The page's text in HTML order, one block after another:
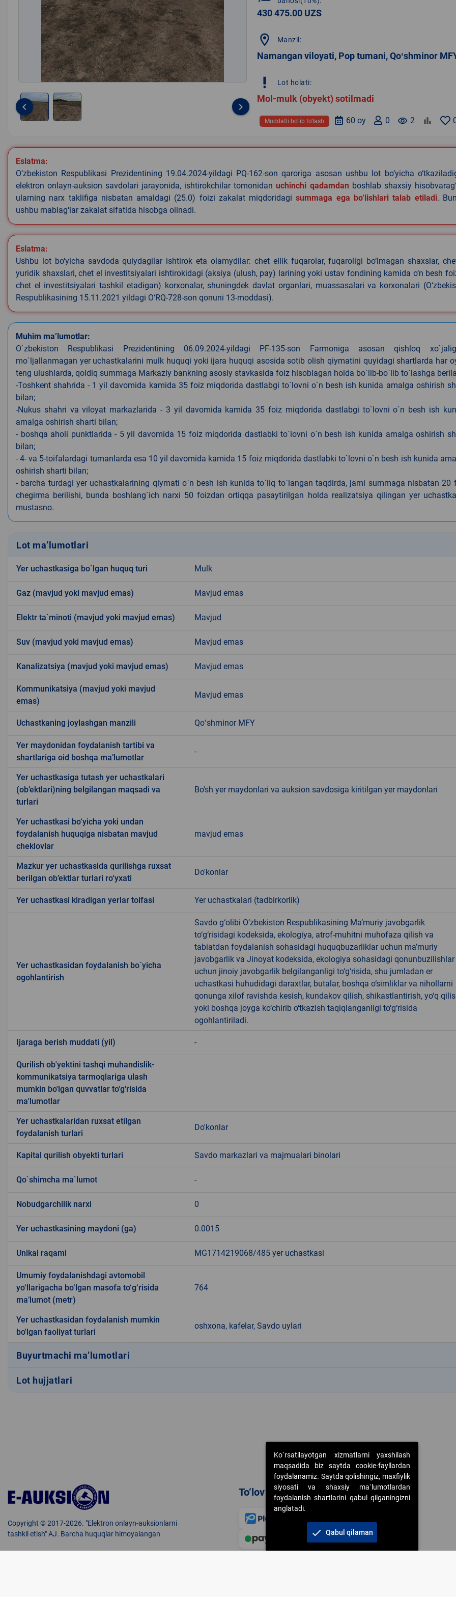
of
2
keyboard_arrow_left keyboard_arrow_right
430 475.00 UZS
location_on Manzil:
Namangan viloyati, Pop tumani, Qoʻshminor
priority_high Lot holati:
Mol-mulk (obyekt) sotilmadi
remove_red_eye 2
0
60 oy
Muddatli bo‘lib to‘lash
Eslatma:
O‘zbekiston Respublikasi Prezidentining 19.04.2024-yildagi PQ-162-son qaroriga asosan ushbu lot bo‘yicha
elektron onlayn-auksion savdolari jarayonida, ishtirokchilar tomonidanuchinchi qadamdan boshlab shaxsiy
ularning narx taklifiga nisbatan amaldagi (25.0) foizi zakalat miqdoridagisummaga ega bo‘lishlari talab etiladi.
ushbu mablag‘lar zakalat sifatida hisobga olinadi.
Eslatma:
Ushbu lot bo‘yicha savdoda quiydagilar ishtirok eta olamydilar: chet ellik fuqarolar, fuqaroligi bo‘lmagan shaxslar,
yuridik shaxslari, chet el investitsiyalari ishtirokidagi (aksiya (ulush, pay) larining yoki ustav fondining kamida o‘n besh
chet el investitsiyalari tashkil etadigan) korxonalar, shuningdek davlat organlari, muassasalari va korxonalari
Respublikasining 15.11.2021 yildagi O‘RQ-728-son qonuni 13-moddasi).
Muhim ma’lumotlar:
O`zbekiston Respublikasi Prezidentining 06.09.2024-yildagi PF-135-son Farmoniga asosan qishloq
mo`ljallanmagan yer uchastkalarini mulk huquqi yoki ijara huquqi asosida sotib olish qiymatini quyidagi shartlarda har
teng ulushlarda, qoldiq summaga Markaziy bankning asosiy stavkasida foiz hisoblagan holda bo`lib-bo`lib to`lashga
-Toshkent shahrida - 1 yil davomida kamida 35 foiz miqdorida dastlabgi to`lovni o`n besh ish kunida amalga oshirish
bilan;
-Nukus shahri va viloyat markazlarida - 3 yil davomida kamida 35 foiz miqdorida dastlabgi to`lovni o`n besh ish
amalga oshirish sharti bilan;
- boshqa aholi punktlarida - 5 yil davomida 15 foiz miqdorida dastlabki to`lovni o`n besh ish kunida amalga oshirish
bilan;
- 4- va 5-toifalardagi tumanlarda esa 10 yil davomida kamida 15 foiz miqdorida dastlabki to`lovni o`n besh ish kunida
oshirish sharti bilan;
- barcha turdagi yer uchastkalarining qiymati o`n besh ish kunida to`liq to`langan taqdirda, jami summaga nisbatan 20
chegirma berilishi, bunda boshlang`ich narxi 50 foizdan ortiqqa pasaytirilgan holda realizatsiya qilingan yer
mustasno.
Lot ma’lumotlari
Yer uchastkasiga bo`lgan huquq turi Mulk
Gaz (mavjud yoki mavjud emas) Mavjud emas
Elektr ta`minoti (mavjud yoki mavjud emas) Mavjud
Suv (mavjud yoki mavjud emas) Mavjud emas
Kanalizatsiya (mavjud yoki mavjud emas) Mavjud emas
Kommunikatsiya (mavjud yoki mavjud
emas)
Mavjud emas
Uchastkaning joylashgan manzili Qoʻshminor MFY
Yer maydonidan foydalanish tartibi va
shartlariga oid boshqa ma’lumotlar
-
Yer uchastkasiga tutash yer uchastkalari
(ob’ektlari)ning belgilangan maqsadi va
turlari
Bo'sh yer maydonlari va auksion savdosiga kiritilgan yer maydonlari
Yer uchastkasi bo‘yicha yoki undan
foydalanish huquqiga nisbatan mavjud
cheklovlar
mavjud emas
Mazkur yer uchastkasida qurilishga ruxsat
berilgan ob’ektlar turlari ro‘yxati
Do'konlar
Yer uchastkasi kiradigan yerlar toifasi Yer uchastkalari (tadbirkorlik)
Yer uchastkasidan foydalanish bo`yicha
ogohlantirish
Savdo g‘olibi O‘zbekiston Respublikasining Ma’muriy javobgarlik
to‘g‘risidagi kodeksida, ekologiya, atrof-muhitni muhofaza qilish va
tabiatdan foydalanish sohasidagi huquqbuzarliklar uchun ma’muriy
javobgarlik va Jinoyat kodeksida, ekologiya sohasidagi qonunbuzilishlar
uchun jinoiy javobgarlik belgilanganligi to‘g‘risida, shu jumladan er
uchastkasi huhudidagi daraxtlar, butalar, boshqa o‘simliklar va nihollarni
qonunga xilof ravishda kesish, kundakov qilish, shikastlantirish, yo‘q
yoki boshqa joyga ko‘chirib o‘tkazish taqiqlanganligi to‘g‘risida
ogohlantiriladi.
Ijaraga berish muddati (yil) -
Qurilish ob'yektini tashqi muhandislik-
kommunikatsiya tarmoqlariga ulash
mumkin bo'lgan quvvatlar to'g'risida
ma'lumotlar
Yer uchastkalaridan ruxsat etilgan
foydalanish turlari
Do'konlar
Kapital qurilish obyekti turlari Savdo markazlari va majmualari binolari
Qo`shimcha ma`lumot -
Nobudgarchilik narxi 0
Yer uchastkasining maydoni (ga) 0.0015
Unikal raqami MG1714219068/485 yer uchastkasi
Umumiy foydalanishdagi avtomobil
yo‘llarigacha bo‘lgan masofa to‘g‘risida
ma’lumot (metr)
764
Yer uchastkasidan foydalanish mumkin
bo'lgan faoliyat turlari
oshxona, kafelar, Savdo uylari
Buyurtmachi ma’lumotlari
Lot hujjatlari
Copyright © 2017-2026. "Elektron onlayn-auksionlarni
tashkil etish" AJ. Barcha huquqlar himoyalangan
To‘lov usullari
Ko`rsatilayotgan xizmatlarni yaxshilash
maqsadida biz saytda cookie-fayllardan
foydalanamiz. Saytda qolishingiz, maxfiylik
siyosati va shaxsiy ma`lumotlardan
foydalanish shartlarini qabul qilganingizni
anglatadi.
check Qabul qilaman